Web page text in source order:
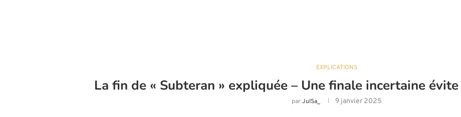
EXPLICATIONS
La fin de « Subteran » expliquée – Une finale incertaine
parJulSa_ 9 janvier 2025